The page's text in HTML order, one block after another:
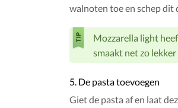
walnoten toe en schep dit
Mozzarella light
smaakt net zo
5. De pasta toevoegen
Giet de pasta af en laat